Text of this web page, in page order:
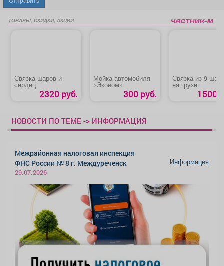
ТОВАРЫ, СКИДКИ, АКЦИИ
Связка шаров и
сердец
2320 руб.
Мойка автомобиля
«Эконом»
300 руб.
Связка из 9
на грузе
1500
НОВОСТИ ПО ТЕМЕ -> ИНФОРМАЦИЯ
Межрайонная налоговая инспекция
ФНС России № 8 г. Междуреченск
29.07.2026
Информация